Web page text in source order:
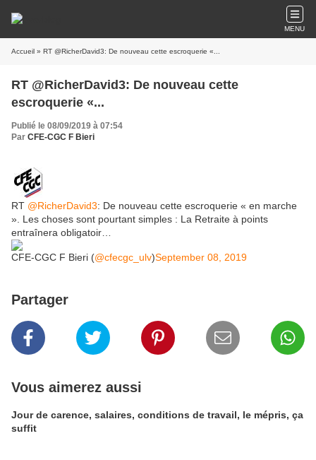
MENU
Accueil » RT @RicherDavid3: De nouveau cette escroquerie «...
RT @RicherDavid3: De nouveau cette
escroquerie «...
Publié le 08/09/2019 à 07:54
Par CFE-CGC F Bieri
RT @RicherDavid3: De nouveau cette escroquerie « en marche
». Les choses sont pourtant simples : La Retraite à points
entraînera obligatoir…
CFE-CGC F Bieri (@cfecgc_ulv)September 08, 2019
Partager
Vous aimerez aussi
Jour de carence, salaires, conditions de travail, le mépris, ça
suffit